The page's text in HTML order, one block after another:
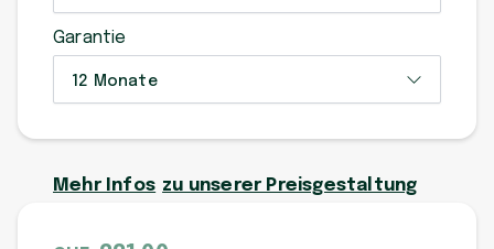
Garantie
12 Monate
Mehr Infos zu unserer Preisgestaltung